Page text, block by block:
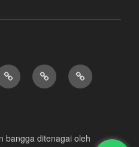
LAHAN
/
KONSULTAN
PROPERTY
JUAL,
BELI
MOBIL
bangga ditenagai oleh